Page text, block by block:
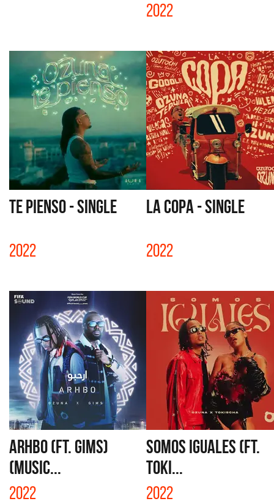
2022
TE PIENSO - SINGLE
2022
LA COPA - SINGLE
2022
ARHBO (FT. GIMS)
(MUSIC...
2022
SOMOS IGUALES (FT.
TOKI...
2022